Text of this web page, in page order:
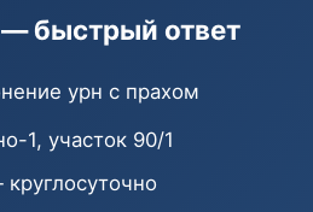
быстрый ответ
урн с прахом
1, участок 90/1